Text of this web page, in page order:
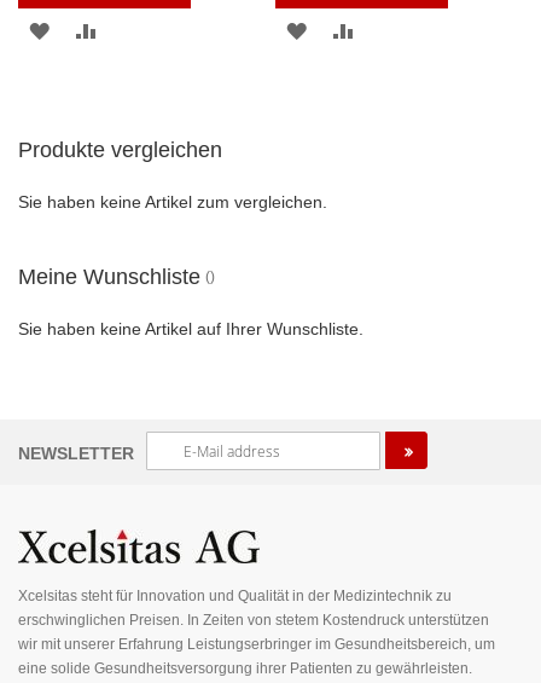
ZUR ZUR
Produkte vergleichen
Sie haben keine Artikel zum vergleichen.
Meine Wunschliste
Sie haben keine Artikel auf Ihrer Wunschliste.
NEWSLETTER
Melden
Sie
unseren
Newsletter
an:
Xcelsitas steht für Innovation und Qualität in der Medizintechnik zu
erschwinglichen Preisen. In Zeiten von stetem Kostendruck unterstützen
wir mit unserer Erfahrung Leistungserbringer im Gesundheitsbereich, um
eine solide Gesundheitsversorgung ihrer Patienten zu gewährleisten.